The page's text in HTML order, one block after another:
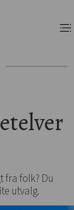
fra folk? Du
utvalg.